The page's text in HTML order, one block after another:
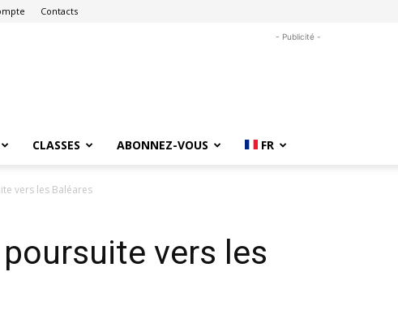
Contacts
- Publicité -
CLASSES ABONNEZ-VOUS FR
vers les Baléares
vers les